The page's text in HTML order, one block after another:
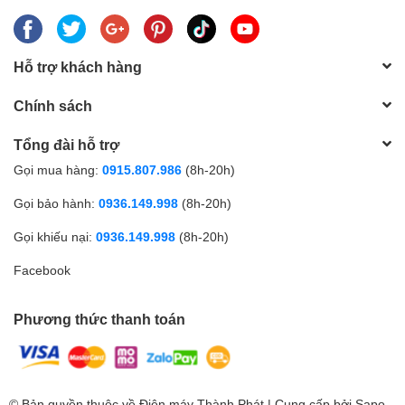
minh, bục giảng thông minh
Với các thương hiệu nổi tiếng như
Gaoke, PK Pro, Boxlight, Motion Magix,
PKLNS..
hãng – Dịch vụ nhanh nhất
hệ:0243.765.8333/0915.807.986
Cung cấp máy chiếu giá rẻchính hãng tốt nhất Hà Nội - tp Hồ Chí Minh.
Hỗ trợ khách hàng
Chính sách
Tổng đài hỗ trợ
Gọi mua hàng: 0915.807.986 (8h-20h)
Gọi bảo hành: 0936.149.998 (8h-20h)
Gọi khiếu nại: 0936.149.998 (8h-20h)
Facebook
Phương thức thanh toán